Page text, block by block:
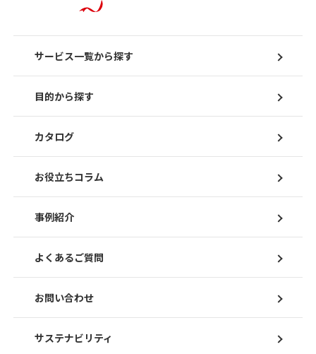
サービス一覧から探す
目的から探す
カタログ
お役立ちコラム
事例紹介
よくあるご質問
お問い合わせ
サステナビリティ